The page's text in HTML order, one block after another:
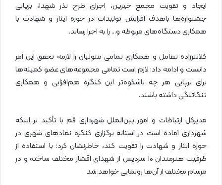
ایجاد و تقویت مجمع خیرین، اجرای طرح نذر شهدا، برپایی
جشنواره‌ها باهدف افزایش تولیدات در حوزه ایثار و شهادت با
همکاری دستگاه‌های مربوطه و… را به اجرا رساند.
کلانترزاده تعامل و همکاری تمامی متولیان را لازمه تحقق این امر
دانست و ادامه داد: لازم است تمامی مجموعه‌های عضو کمیته‌ها
برای برپایی هر چه باشکوه‌تر این کنگره هم‌افزایی و همکاری
تنگاتنگی داشته باشند.
مدیرکل ارتباطات و امور بین‌الملل شهرداری قم با تأکید بر اینکه
شهرداری آماده است در آستانه برگزاری کنگره نمادهای شهری در
حوزه ایثار و شهادت را تقویت کند، خاطرنشان کرد: با استفاده از
ظرفیت هنرمندان ۱۰ سردیس از شهدای اقشار مختلف ساخته و در
مرسام مختلف از آن‌ها رونمایی خواهد شد